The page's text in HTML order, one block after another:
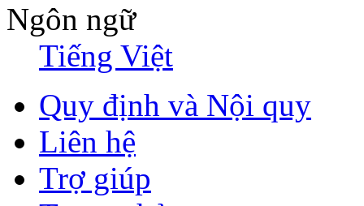
Ngôn ngữ
Tiếng Việt
Quy định và Nội quy
Liên hệ
Trợ giúp